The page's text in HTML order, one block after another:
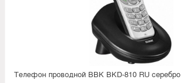
Телефон проводной BBK BKD-810 RU серебро